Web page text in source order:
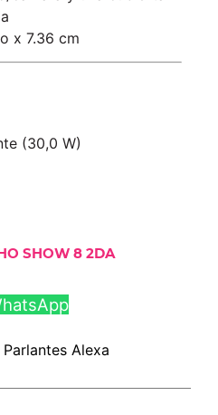
x 7.36 cm
(30,0 W)
SHOW 8 2DA
Parlantes Alexa